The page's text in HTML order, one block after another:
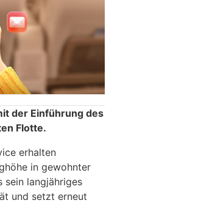
der Einführung des
Flotte.
erhalten
in gewohnter
sein langjähriges
und setzt erneut